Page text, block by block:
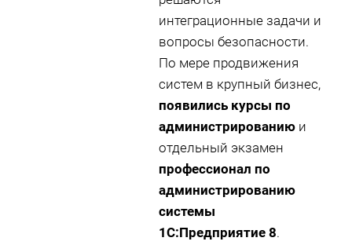
интеграционные задачи и
вопросы безопасности.
По мере продвижения
систем в крупный бизнес,
появились курсы по
администрированиюи
отдельный экзамен
профессионал по
администрированию
системы
1С:Предприятие 8.